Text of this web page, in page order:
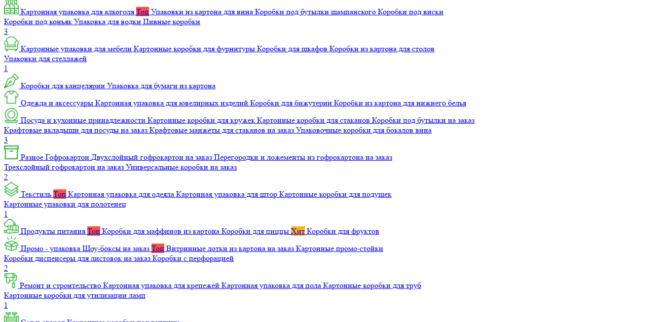
Картонная упаковка для алкоголя Топ Упаковки из картона для вина Коробки под бутылки шампанского Коробки под виски
Коробки под коньяк Упаковка для водки Пивные коробки
3
Картонные упаковки для мебели Картонные коробки для фурнитуры Коробки для шкафов Коробки из картона для столов
Упаковки для стеллажей
1
Коробки для канцелярии Упаковка для бумаги из картона
Одежда и аксессуары Картонная упаковка для ювелирных изделий Коробки для бижутерии Коробки из картона для нижнего белья
Посуда и кухонные принадлежности Картонные коробки для кружек Картонные коробки для стаканов Коробки под бутылки на заказ
Крафтовые вкладыши для посуды на заказ Крафтовые манжеты для стаканов на заказ Упаковочные коробки для бокалов вина
3
Разное Гофрокартон Двухслойный гофрокартон на заказ Перегородки и ложементы из гофрокартона на заказ
Трехслойный гофрокартон на заказ Универсальные коробки на заказ
2
Текстиль Топ Картонная упаковка для одеяла Картонная упаковка для штор Картонные коробки для подушек
Картонные упаковки для полотенец
1
Продукты питания Топ Коробки для маффинов из картона Коробки для пиццы Хит Коробки для фруктов
Промо - упаковка Шоу-боксы на заказ Топ Витринные лотки из картона на заказ Картонные промо-стойки
Коробки диспенсеры для листовок на заказ Коробки с перфорацией
2
Ремонт и строительство Картонная упаковка для крепежей Картонная упаковка для пола Картонные коробки для труб
Картонные коробки для утилизации ламп
1